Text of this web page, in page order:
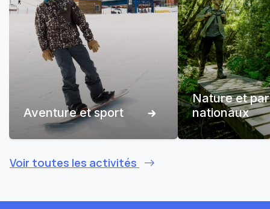
Aventure et sport
Nature et
nationaux
Voir toutes les activités